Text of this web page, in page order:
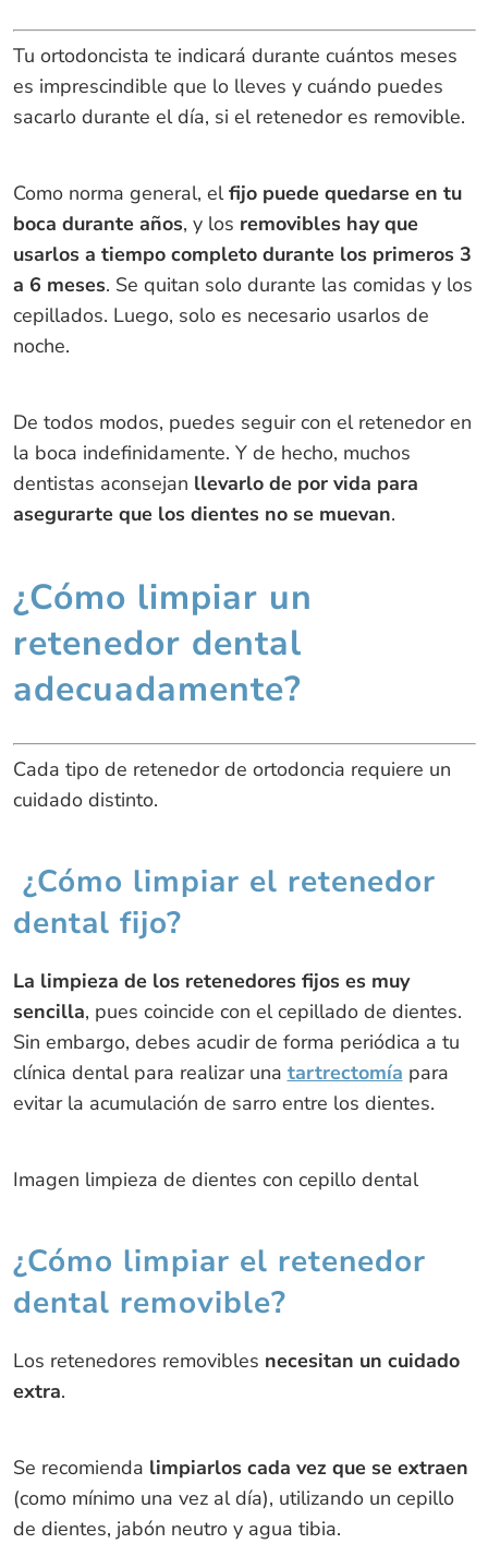
Tu ortodoncista te indicará durante cuántos meses
es imprescindible que lo lleves y cuándo puedes
sacarlo durante el día, si el retenedor es removible.
Como norma general, elfijo puede quedarse en tu
boca durante años, y los removibles hay que
usarlos a tiempo completo durante los primeros 3
a 6 meses. Se quitan solo durante las comidas y los
cepillados. Luego, solo es necesario usarlos de
noche.
De todos modos, puedes seguir con el retenedor en
la boca indefinidamente. Y de hecho, muchos
dentistas aconsejan llevarlo de por vida para
asegurarte que los dientes no se muevan.
¿Cómo limpiar un
retenedor dental
adecuadamente?
Cada tipo de retenedor de ortodoncia requiere un
cuidado distinto.
¿Cómo limpiar el retenedor
dental fijo?
La limpieza de los retenedores fijos es muy
sencilla, pues coincide con el cepillado de dientes.
Sin embargo, debes acudir de forma periódica a tu
clínica dental para realizar una tartrectomía para
evitar la acumulación de sarro entre los dientes.
Imagen limpieza de dientes con cepillo dental
¿Cómo limpiar el retenedor
dental removible?
Los retenedores removibles necesitan un cuidado
extra.
Se recomienda limpiarlos cada vez que se extraen
(como mínimo una vez al día), utilizando un cepillo
de dientes, jabón neutro y agua tibia.